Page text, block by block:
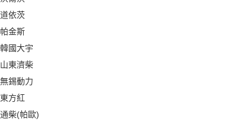
道依茨
帕金斯
韓國大宇
山東濟柴
無錫動力
東方紅
通柴(帕歐)